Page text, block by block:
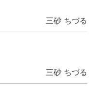
三砂 ちづる
三砂 ちづる